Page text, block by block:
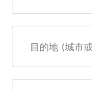
目的地 (城市